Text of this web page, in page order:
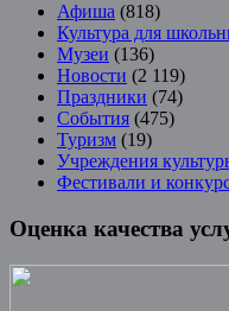
Афиша (818)
Культура для
Музеи (136)
Новости (2 119)
Праздники (74)
События (475)
Туризм (19)
Учреждения
Фестивали и
Оценка качества